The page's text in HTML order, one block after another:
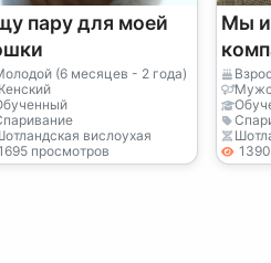
пару для моей
(6 месяцев - 2 года)
вислоухая
просмотров
Мы